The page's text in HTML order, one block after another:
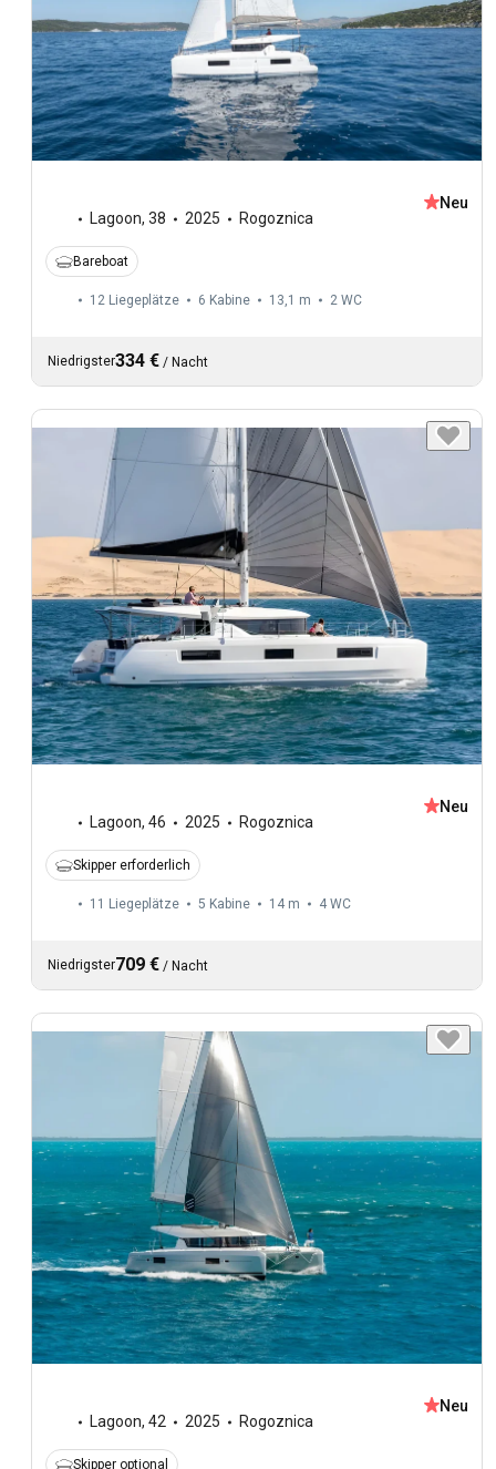
Lagoon, 38 2025 Rogoznica
Neu
Bareboat
12 Liegeplätze 6 Kabine 13,1 m 2 WC
Niedrigster334 € / Nacht
Lagoon, 46 2025 Rogoznica
Neu
Skipper erforderlich
11 Liegeplätze 5 Kabine 14 m 4 WC
Niedrigster709 € / Nacht
Lagoon, 42 2025 Rogoznica
Neu
Skipper optional